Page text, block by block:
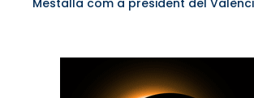
Mestalla com a president del